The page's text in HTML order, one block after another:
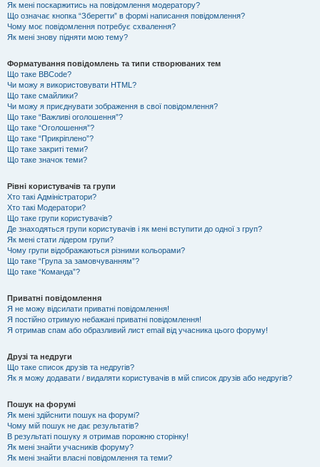
Як мені поскаржитись на повідомлення модератору?
Що означає кнопка “Зберегти” в формі написання повідомлення?
Чому моє повідомлення потребує схвалення?
Як мені знову підняти мою тему?
Форматування повідомлень та типи створюваних тем
Що таке BBCode?
Чи можу я використовувати HTML?
Що таке смайлики?
Чи можу я приєднувати зображення в свої повідомлення?
Що таке “Важливі оголошення”?
Що таке “Оголошення”?
Що таке “Прикріплено”?
Що таке закриті теми?
Що таке значок теми?
Рівні користувачів та групи
Хто такі Адміністратори?
Хто такі Модератори?
Що таке групи користувачів?
Де знаходяться групи користувачів і як мені вступити до одної з груп?
Як мені стати лідером групи?
Чому групи відображаються різними кольорами?
Що таке “Група за замовчуванням”?
Що таке “Команда”?
Приватні повідомлення
Я не можу відсилати приватні повідомлення!
Я постійно отримую небажані приватні повідомлення!
Я отримав спам або образливий лист email від учасника цього форуму!
Друзі та недруги
Що таке список друзів та недругів?
Як я можу додавати / видаляти користувачів в мій список друзів або недругів?
Пошук на форумі
Як мені здійснити пошук на форумі?
Чому мій пошук не дає результатів?
В результаті пошуку я отримав порожню сторінку!
Як мені знайти учасників форуму?
Як мені знайти власні повідомлення та теми?